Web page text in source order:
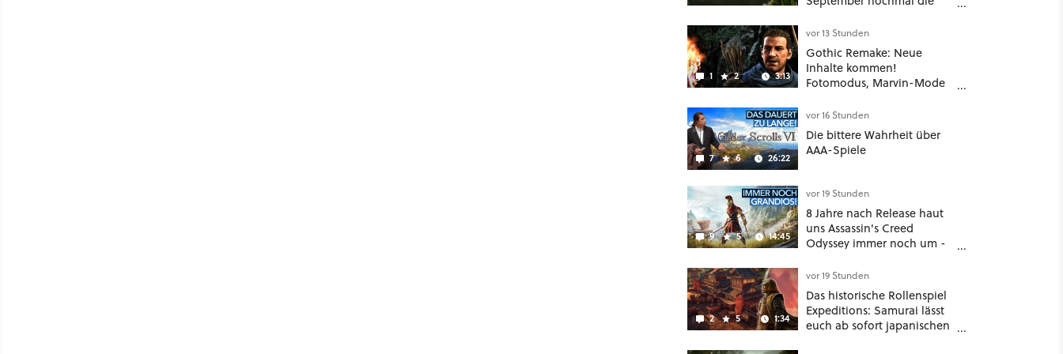
1 2 3:13
vor 13 Stunden
Gothic Remake: Neue
Inhalte kommen!
Fotomodus, Marvin-Mode
7 6 26:22
vor 16 Stunden
Die bittere Wahrheit über
AAA-Spiele
9 5 14:45
vor 19 Stunden
8 Jahre nach Release haut
uns Assassin's Creed
Odyssey immer noch um -
2 5 1:34
vor 19 Stunden
Das historische Rollenspiel
Expeditions: Samurai lässt
euch ab sofort japanischen